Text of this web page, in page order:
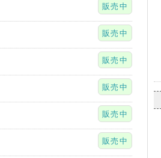
販売中
販売中
販売中
販売中
販売中
販売中